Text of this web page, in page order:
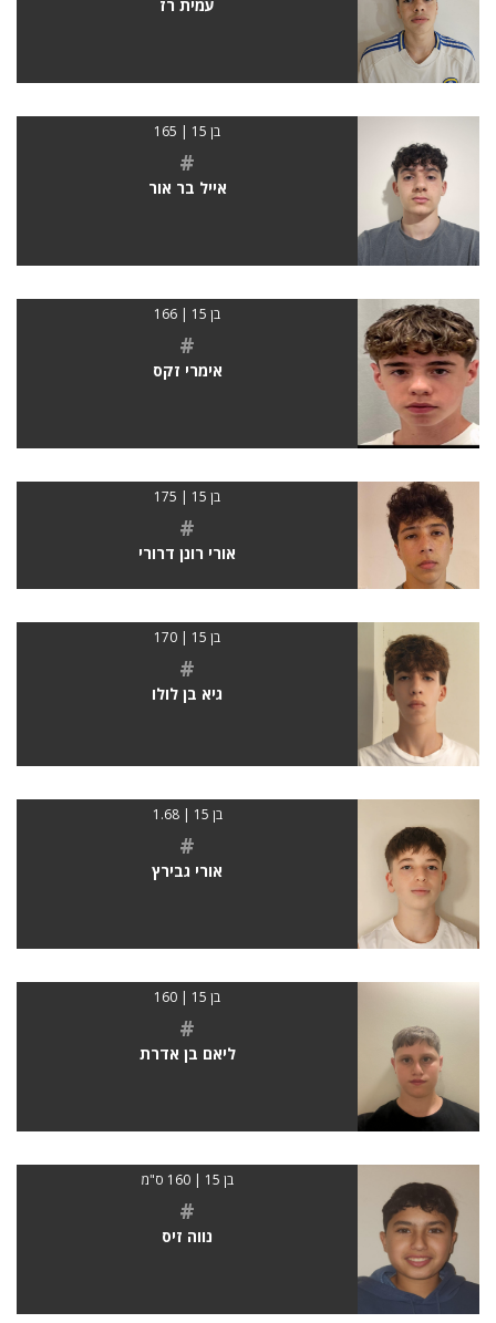
עמית רז
בן 15 | 165
#
אייל בר אור
בן 15 | 166
#
אימרי זקס
בן 15 | 175
#
אורי רונן דרורי
בן 15 | 170
#
גיא בן לולו
בן 15 | 1.68
#
אורי גבירץ
בן 15 | 160
#
ליאם בן אדרת
בן 15 | 160 ס"מ
#
נווה זיס